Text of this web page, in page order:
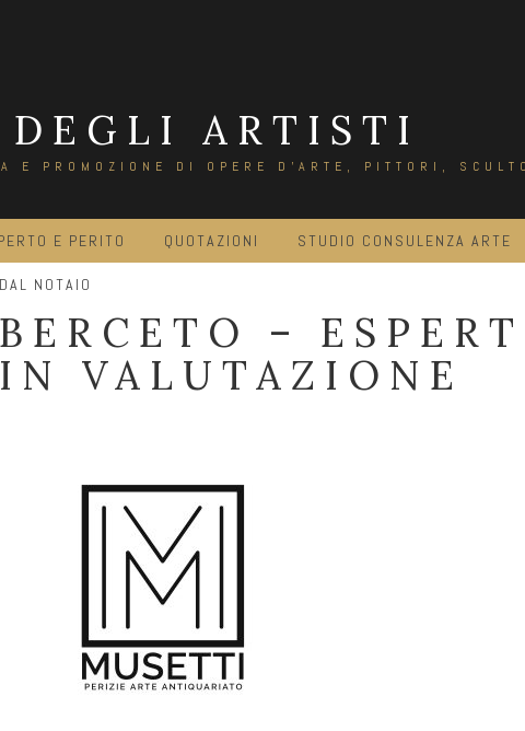
ARTISTI
E PROMOZIONE DI OPERE D'ARTE, PITTORI,
E PERITO QUOTAZIONI STUDIO CONSULENZA ARTE
NOTAIO
BERCETO –
IN VALUTAZIONE